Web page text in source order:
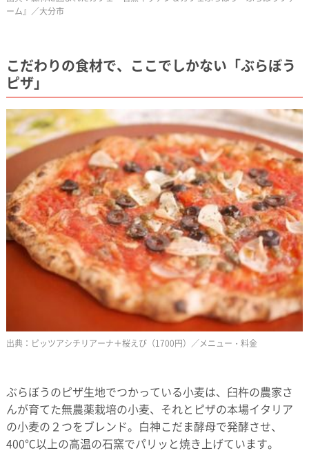
ーム』／大分市
こだわりの食材で、ここでしかない「ぶらぼう
ピザ」
ピッツアシチリアーナ＋桜えび（1700円）／メニュー・料金
ぶらぼうのピザ生地でつかっている小麦は、臼杵の農家さ
んが育てた無農薬栽培の小麦、それとピザの本場イタリア
の小麦の２つをブレンド。白神こだま酵母で発酵させ、
400℃以上の高温の石窯でパリッと焼き上げています。